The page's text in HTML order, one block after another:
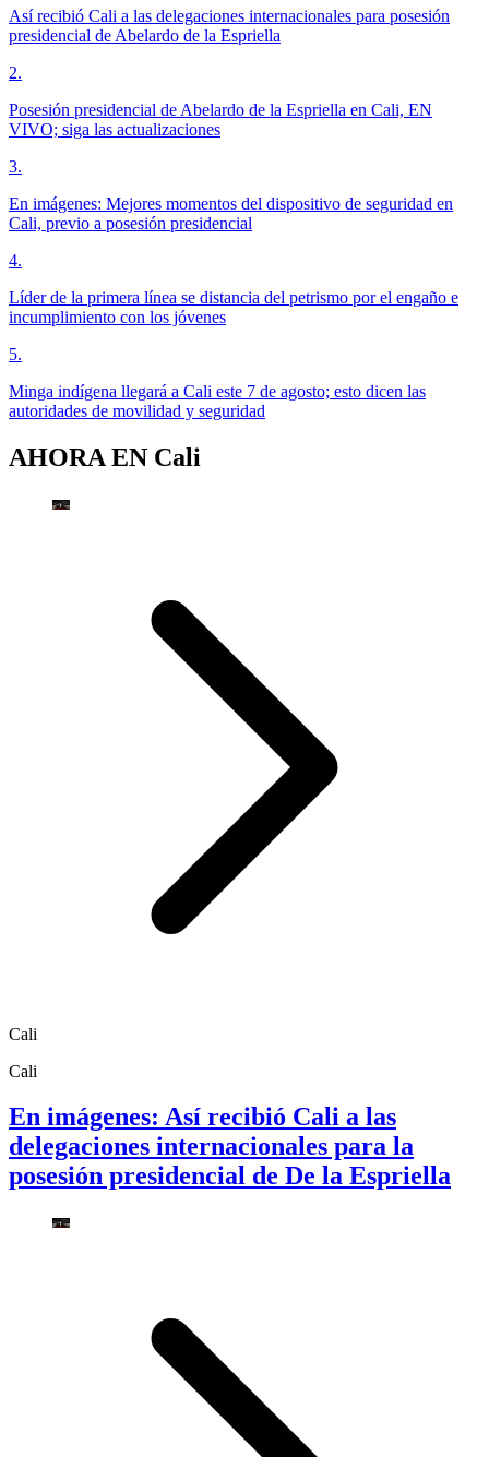
Así recibió Cali a las delegaciones internacionales para posesión
presidencial de Abelardo de la Espriella
2.
Posesión presidencial de Abelardo de la Espriella en Cali, EN
VIVO; siga las actualizaciones
3.
En imágenes: Mejores momentos del dispositivo de seguridad en
Cali, previo a posesión presidencial
4.
Líder de la primera línea se distancia del petrismo por el engaño e
incumplimiento con los jóvenes
5.
Minga indígena llegará a Cali este 7 de agosto; esto dicen las
autoridades de movilidad y seguridad
AHORA EN Cali
Cali
Cali
En imágenes: Así recibió Cali a las
delegaciones internacionales para la
posesión presidencial de De la Espriella